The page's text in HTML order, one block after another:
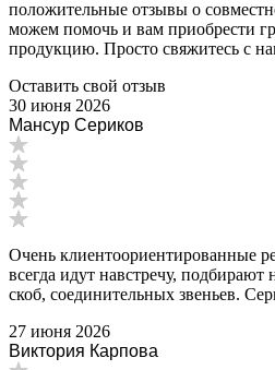
положительные отзывы о
можем помочь и вам приобрести
продукцию. Просто свяжитесь с
Оставить свой отзыв
30 июня 2026
Мансур Сериков
Очень клиентоориентированные
всегда идут навстречу,
скоб, соединительных звеньев.
27 июня 2026
Виктория Карпова